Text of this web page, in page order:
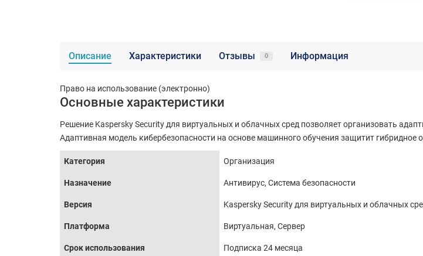
Описание Характеристики Отзывы 0 Информация
Право на использование (электронно)
Основные характеристики
Решение Kaspersky Security для виртуальных и облачных сред позволяет организовать
Адаптивная модель кибербезопасности на основе машинного обучения защитит
Категория Организация
Назначение Антивирус, Система безопасности
Версия Kaspersky Security для виртуальных и облачных
Платформа Виртуальная, Сервер
Срок использования Подписка 24 месяца